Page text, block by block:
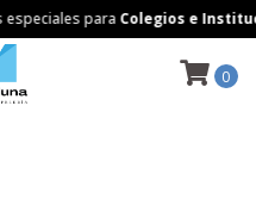
especiales paraColegios e
0